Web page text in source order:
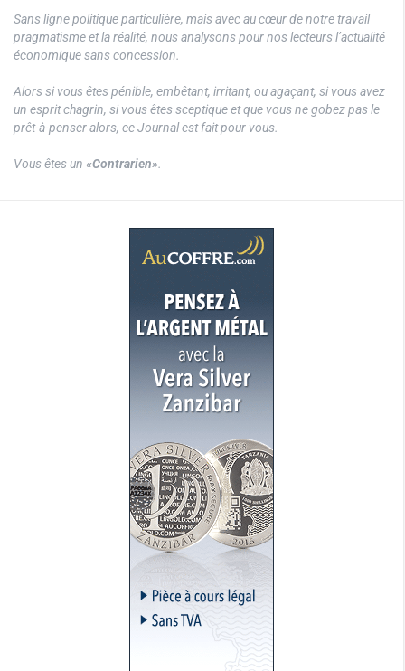
Sans ligne politique particulière, mais avec au cœur de notre travail
pragmatisme et la réalité, nous analysons pour nos lecteurs l’actualité
économique sans concession.
Alors si vous êtes pénible, embêtant, irritant, ou agaçant, si vous avez
un esprit chagrin, si vous êtes sceptique et que vous ne gobez pas le
prêt-à-penser alors, ce Journal est fait pour vous.
Vous êtes un «Contrarien».